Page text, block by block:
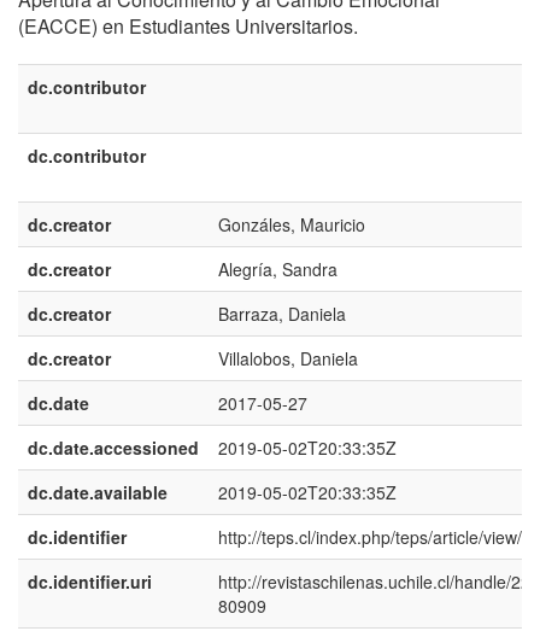
(EACCE) en Estudiantes Universitarios.
dc.contributor
dc.contributor
dc.creator
Gonzáles, Mauricio
dc.creator
Alegría, Sandra
dc.creator
Barraza, Daniela
dc.creator
Villalobos, Daniela
dc.date
2017-05-27
dc.date.accessioned
2019-05-02T20:33:35Z
dc.date.available
2019-05-02T20:33:35Z
dc.identifier
http://teps.cl/index.php/teps/article/view/
dc.identifier.uri
http://revistaschilenas.uchile.cl/handle/
80909